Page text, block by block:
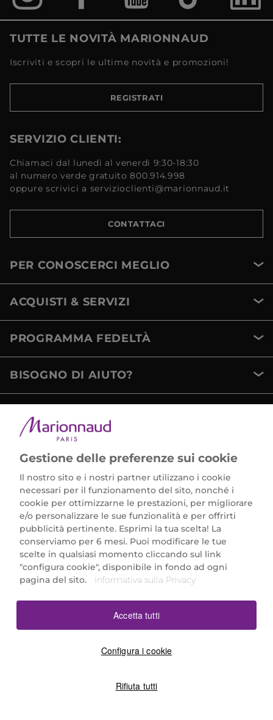
TUTTE LE NOVITÀ MARIONNAUD
Iscriviti e scopri le ultime novità e promozioni!
REGISTRATI
SERVIZIO CLIENTI:
Chiamaci dal lunedì al venerdì 9:30-18:30
al numero verde gratuito 800.914.998
oppure scrivici a servizioclienti@marionnaud.it
CONTATTACI
PER CONOSCERCI MEGLIO
ACQUISTI & SERVIZI
PROGRAMMA FEDELTÀ
BISOGNO DI AIUTO?
Marionnaud Parfumeries Italia S.r.l.
Largo Fiera Milano 5, 20017 Rho (MI)
REA Milano 1650024 con P.IVA 13425220152.
SCARICA LA NOSTRA APP
Gestione delle preferenze sui cookie
Il nostro sito e i nostri partner utilizzano i cookie
necessari per il funzionamento del sito, nonché i
cookie per ottimizzarne le prestazioni, per migliorare
e/o personalizzare le sue funzionalità e per offrirti
pubblicità pertinente. Esprimi la tua scelta! La
conserviamo per 6 mesi. Puoi modificare le tue
scelte in qualsiasi momento cliccando sul link
"configura cookie", disponibile in fondo ad ogni
pagina del sito.
Informativa sulla Privacy
Configura i cookie
Rifiuta tutti
Accetta tutti